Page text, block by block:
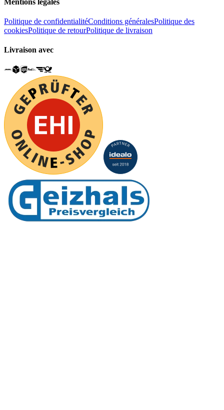
Politique de confidentialitéConditions généralesPolitique des
cookiesPolitique de retourPolitique de livraison
Livraison avec